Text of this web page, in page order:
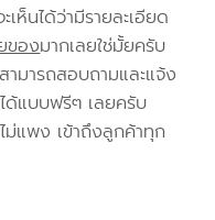
ห็นได้ว่ามีรายละเอียด
ของมากเลยใช่มั้ยครับ
มารถสอบถามและแจ้ง
ได้แบบฟรีๆ เลยครับ
แพง เข้าถึงลูกค้าทุก